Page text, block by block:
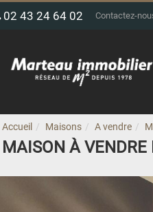
02 43 24 64 02 Contactez-
Accueil Maisons A vendre
MAISON À